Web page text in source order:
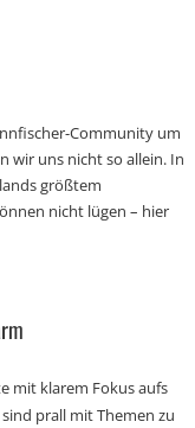
Community um
wir uns nicht so allein. In
größtem
nicht lügen – hier
mit klarem Fokus aufs
sind prall mit Themen zu